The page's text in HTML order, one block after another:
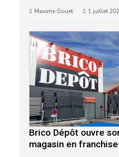
Maxime Gouet 1 juillet
Brico Dépôt ouvre
magasin en franchise